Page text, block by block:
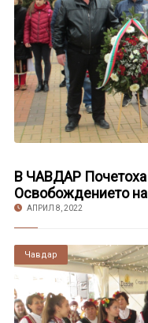
В ЧАВДАР Почетоха
Освобождението
АПРИЛ 8, 2022
Чавдар